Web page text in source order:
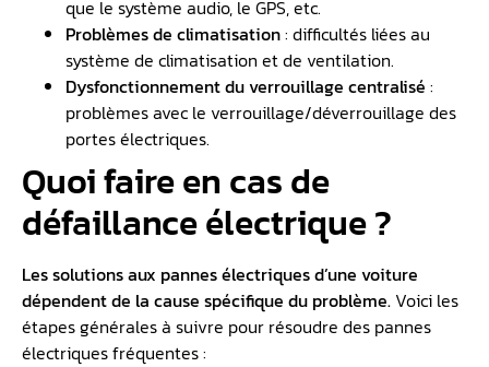
que le système audio, le GPS, etc.
Problèmes de climatisation: difficultés liées au
système de climatisation et de ventilation.
Dysfonctionnement du verrouillage centralisé :
problèmes avec le verrouillage/déverrouillage des
portes électriques.
Quoi faire en cas de
défaillance électrique ?
Les solutions aux pannes électriques d’une voiture
dépendent de la cause spécifique du problème. Voici les
étapes générales à suivre pour résoudre des pannes
électriques fréquentes :